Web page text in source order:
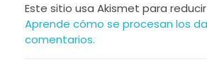
Este sitio usa Akismet para
Aprende cómo se procesan los
comentarios.